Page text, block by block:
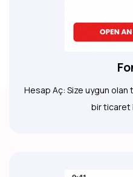
Hesap Aç: Size uygun
bir ticaret